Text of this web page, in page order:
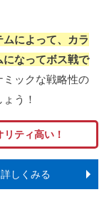
ムによって、カラ
なってボス戦で
ックな戦略性の
う！
ティ高い！
詳しくみる